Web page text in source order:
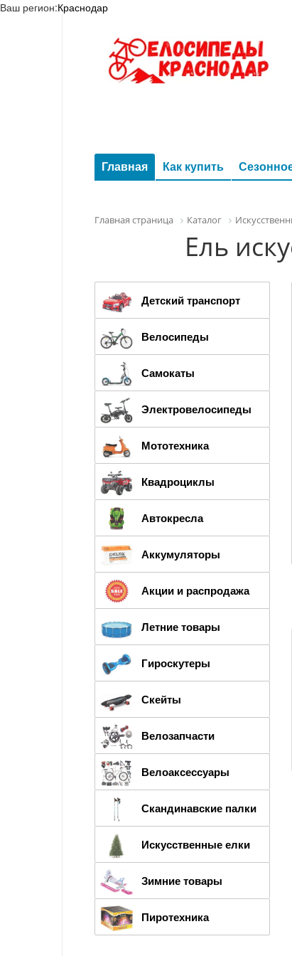
Ваш регион:Краснодар
Главная Как купить
Главная страница Каталог
Ель
Детский транспорт
Велосипеды
Самокаты
Электровелосипеды
Мототехника
Квадроциклы
Автокресла
Аккумуляторы
Акции и распродажа
Летние товары
Гироскутеры
Скейты
Велозапчасти
Велоаксессуары
Скандинавские палки
Искусственные елки
Зимние товары
Пиротехника